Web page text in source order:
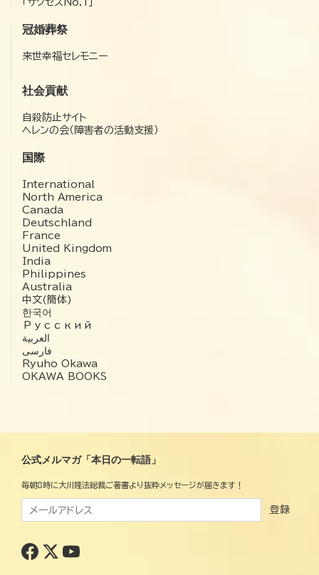
「サクセスNo.1」
冠婚葬祭
来世幸福セレモニー
社会貢献
自殺防止サイト
ヘレンの会（障害者の活動支援）
国際
International
North America
Canada
Deutschland
France
United Kingdom
India
Philippines
Australia
中文(簡体)
한국어
Русский
العربية‏
فارسی
Ryuho Okawa
OKAWA BOOKS
公式メルマガ「本日の一転語」
毎朝8時に大川隆法総裁ご著書より抜粋メッセージが届きます！
登録